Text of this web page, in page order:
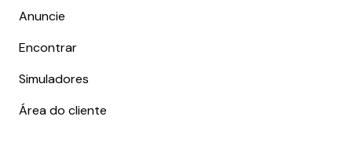
Anuncie
Encontrar
Simuladores
Área do cliente